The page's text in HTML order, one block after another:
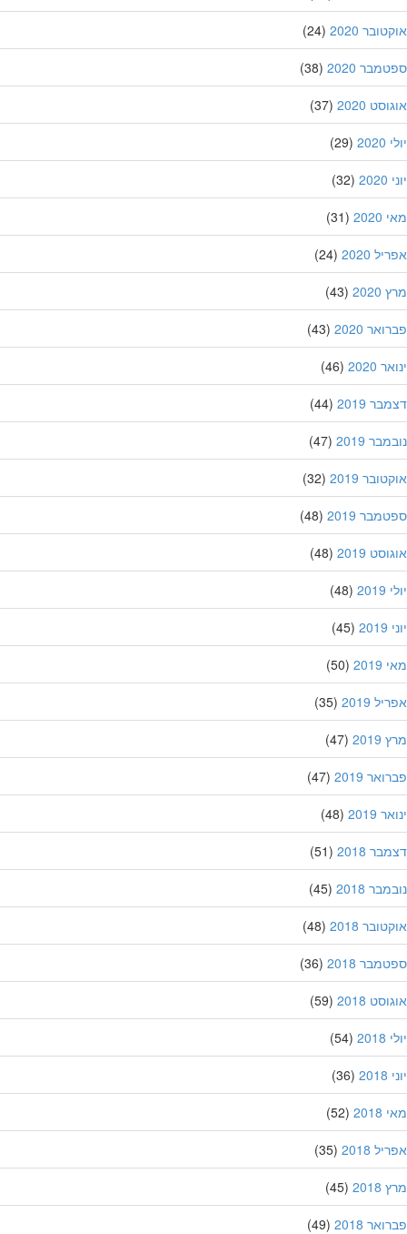
2020
(24)
2020
(38)
2020
(37)
(29)
(32)
(31)
2020
(24)
(43)
2020
(43)
2020
(46)
2019
(44)
2019
(47)
2019
(32)
2019
(48)
2019
(48)
(48)
(45)
(50)
2019
(35)
(47)
2019
(47)
2019
(48)
2018
(51)
2018
(45)
2018
(48)
2018
(36)
2018
(59)
(54)
(36)
(52)
2018
(35)
(45)
2018
(49)